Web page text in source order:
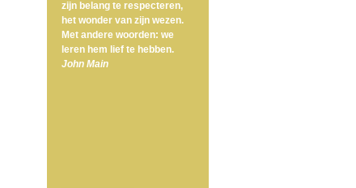
zijn belang te respecteren,
het wonder van zijn wezen.
Met andere woorden: we
leren hem lief te hebben.
John Main